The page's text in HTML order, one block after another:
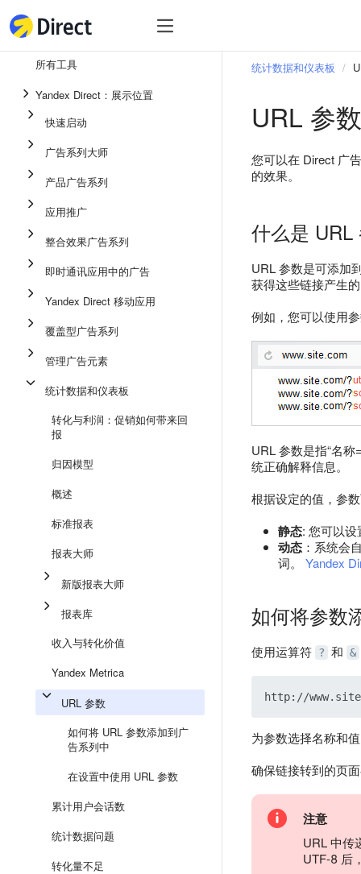
即时通讯应用中的广告
产品广告系列
所有工具
Yandex Direct：展示位置
快速启动
广告系列大师
产品广告系列
应用推广
整合效果广告系列
即时通讯应用中的广告
Yandex Direct 移动应用
覆盖型广告系列
管理广告元素
统计数据和仪表板
转化与利润：促销如何带来回
报
归因模型
概述
标准报表
报表大师
新版报表大师
报表库
收入与转化价值
Yandex Metrica
URL 参数
如何将 URL 参数添加到广
告系列中
在设置中使用 URL 参数
累计用户会话数
统计数据问题
转化量不足
统计数据和仪表板
URL 参数
您可以在 Direct 广
的效果。
什么是 URL
URL 参数是可添加
获得这些链接产生
例如，您可以使用
URL 参数是指“名
统正确解释信息。
根据设定的值，参
静态: 您可以
动态 ：系统会
词。 Yandex
如何将参数
使用运算符 ? 和 &
为参数选择名称和
确保链接转到的页
注意
URL 中传
UTF-8 后